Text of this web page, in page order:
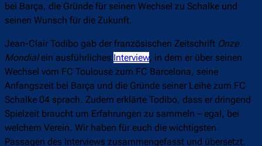
bei Barça, die Gründe für seinen Wechsel zu Schalke und
seinen Wunsch für die Zukunft.
Jean-Clair Todibo gab der französischen Zeitschrift Onze
Mondialein ausführliches Interview, in dem er über seinen
Wechsel vom FC Toulouse zum FC Barcelona, seine
Anfangszeit bei Barça und die Gründe seiner Leihe zum FC
Schalke 04 sprach. Zudem erklärte Todibo, dass er dringend
Spielzeit braucht um Erfahrungen zu sammeln – egal, bei
welchem Verein. Wir haben für euch die wichtigsten
Passagen des Interviews zusammengefasst und übersetzt.